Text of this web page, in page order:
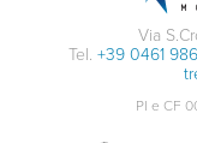
Via
Tel. +39 0461
PI e CF